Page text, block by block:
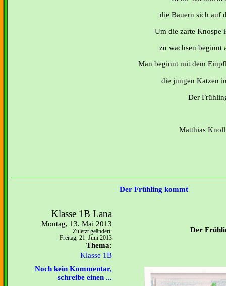
die Bauern sich auf
Um die zarte Knospe
zu wachsen beginnt
Man beginnt mit dem
die jungen Katzen
Der
Matthias
Der Frühling kommt
Klasse 1B Lana
Montag, 13. Mai 2013
Zuletzt geändert:
Freitag, 21. Juni 2013
Thema:
Klasse 1B
Noch kein Kommentar,
schreibe einen ...
Der